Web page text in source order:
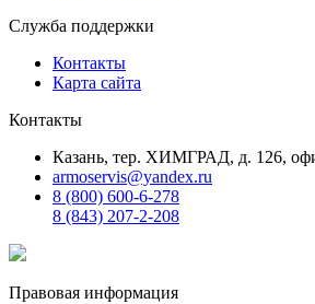
Служба поддержки
Контакты
Карта сайта
Контакты
Казань, тер. ХИМГРАД, д. 126,
armoservis@yandex.ru
8 (800) 600-6-278
8 (843) 207-2-208
Правовая информация